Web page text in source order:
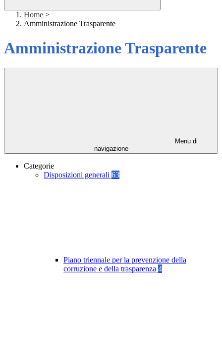
Home >
Amministrazione Trasparente
Amministrazione Trasparente
Menu di
navigazione
Categorie
Disposizioni generali 63
Piano triennale per la prevenzione della
corruzione e della trasparenza 4